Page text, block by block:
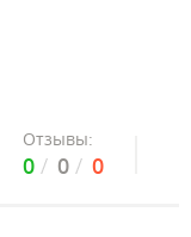
Отзывы:
0 0 0